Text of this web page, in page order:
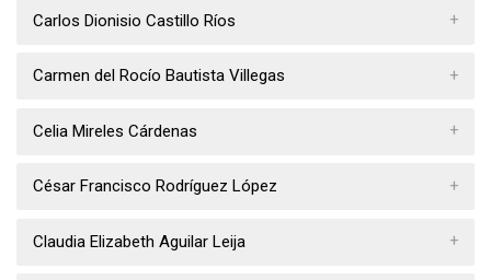
Carlos Dionisio Castillo Ríos
Carmen del Rocío Bautista Villegas
Celia Mireles Cárdenas
César Francisco Rodríguez López
Claudia Elizabeth Aguilar Leija